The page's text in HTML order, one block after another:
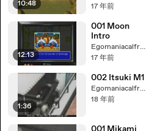
10:48
17 年前
12:13
001 Moon
Intro
Egomaniacalfreak
17 年前
1:36
002 Itsuki M1
Egomaniacalfreak
18 年前